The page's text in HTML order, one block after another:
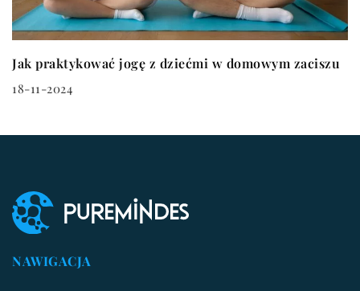
Jak praktykować jogę z dziećmi w domowym zaciszu
18-11-2024
NAWIGACJA